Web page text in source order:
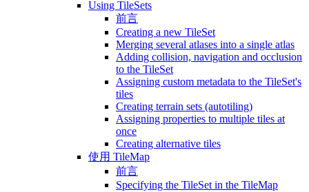
Using TileSets
前言
Creating a new TileSet
Merging several atlases into a single atlas
Adding collision, navigation and occlusion
to the TileSet
Assigning custom metadata to the TileSet's
tiles
Creating terrain sets (autotiling)
Assigning properties to multiple tiles at
once
Creating alternative tiles
使用 TileMap
前言
Specifying the TileSet in the TileMap